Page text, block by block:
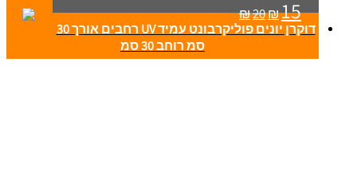
₪20₪15
דוקרן יונים פוליקרבונט עמיד UV רחבים אורך 30
סמ רוחב 30 סמ